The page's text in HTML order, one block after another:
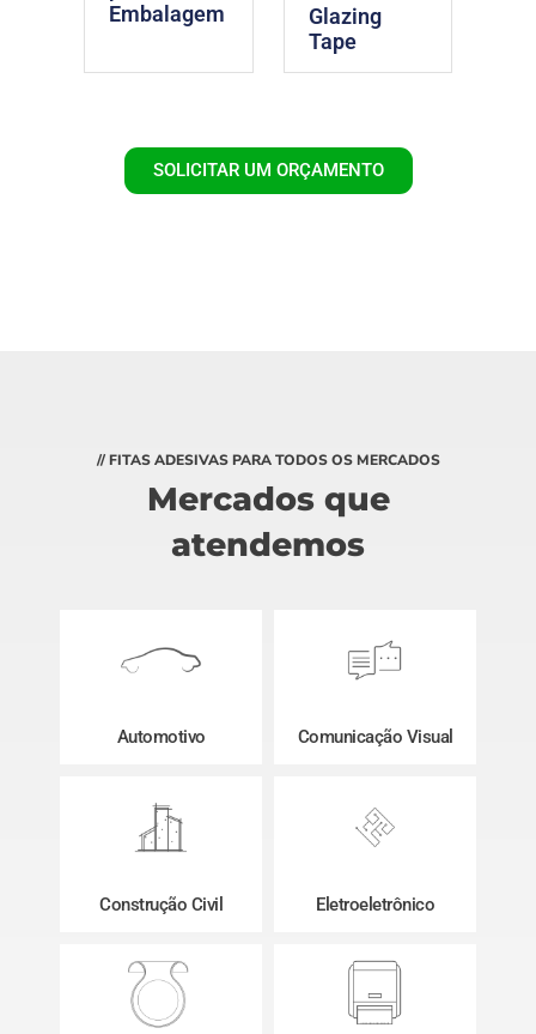
Embalagem
Glazing
Tape
SOLICITAR UM ORÇAMENTO
// FITAS ADESIVAS PARA TODOS OS MERCADOS
Mercados que
atendemos
Automotivo Comunicação Visual
Construção Civil Eletroeletrônico